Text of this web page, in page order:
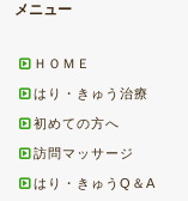
メニュー
ＨＯＭＥ
はり・きゅう治療
初めての方へ
訪問マッサージ
はり・きゅうQ＆A